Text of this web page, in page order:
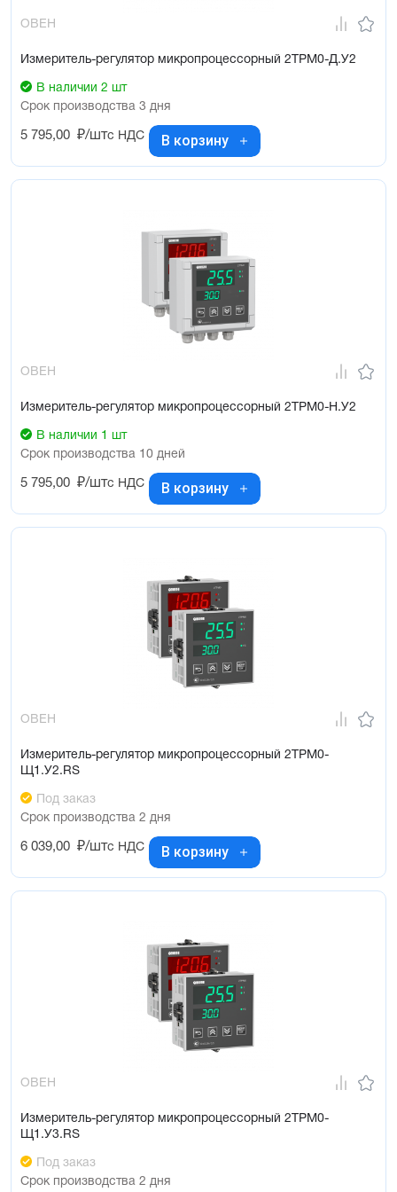
ОВЕН
Измеритель-регулятор микропроцессорный 2ТРМ0-Д.У2
В наличии 2 шт
Срок производства 3 дня
5 795,00 ₽/штс НДС В корзину
ОВЕН
Измеритель-регулятор микропроцессорный 2ТРМ0-Н.У2
В наличии 1 шт
Срок производства 10 дней
5 795,00 ₽/штс НДС В корзину
ОВЕН
Измеритель-регулятор микропроцессорный 2ТРМ0-
Щ1.У2.RS
Под заказ
Срок производства 2 дня
6 039,00 ₽/штс НДС В корзину
ОВЕН
Измеритель-регулятор микропроцессорный 2ТРМ0-
Щ1.У3.RS
Под заказ
Срок производства 2 дня